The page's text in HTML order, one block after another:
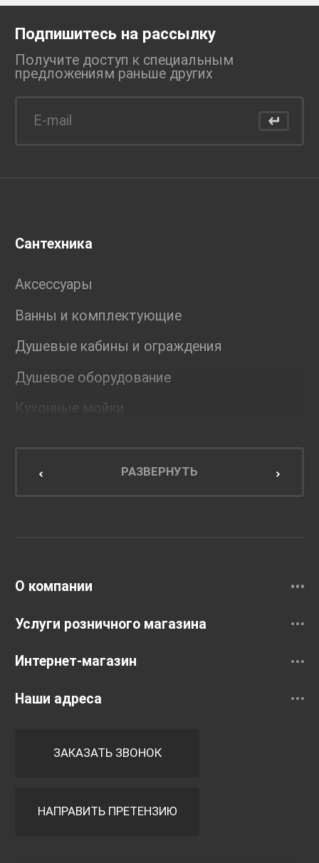
Подпишитесь на рассылку
Получите доступ к специальным
предложениям раньше других
Сантехника
Аксессуары
Ванны и комплектующие
Душевые кабины и ограждения
Душевое оборудование
Кухонные мойки
Мебель для кухниРАЗВЕРНУТЬ
О компании
Услуги розничного магазина
Интернет-магазин
Наши адреса
ЗАКАЗАТЬ ЗВОНОК
НАПРАВИТЬ ПРЕТЕНЗИЮ